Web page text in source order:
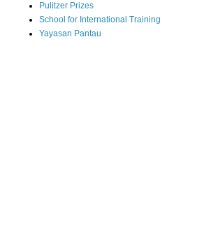
Pulitzer Prizes
School for International Training
Yayasan Pantau